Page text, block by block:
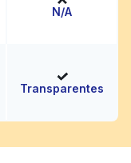
N/A
Transparentes